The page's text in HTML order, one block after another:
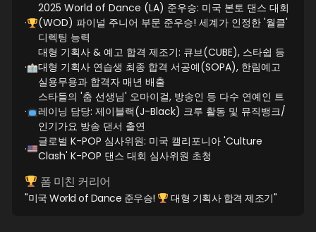
·
2025 World of Dance (LA) 준우승: 미국 본토 댄스 대회
(WOD) 파이널 주니어 부문 준우승! 세계가 인정한 '월클'
디렉팅 능력
·
대형 기획사 & 예고 합격 제조기: 큐브(CUBE), 스타쉽 등
대형 기획사 연습생 최종 합격 서공예(SOPA), 한림예고
실용무용과 합격자 매년 배출
·
스타들의 '춤 선생님' 오마이걸, 방송인 등 다수 연예인 트
레이닝 담당: 제이블랙(J-Black) 크루 활동 및 뮤직뱅크/
인기가요 방송 댄서 출연
·
글로벌 K-POP 심사위원: 미국 캘리포니아 'Culture
Clash' K-POP 댄스 대회 심사위원 초청
폼 미친 커리어
"미국 World of Dance 준우승! 대형 기획사 합격 제조기"